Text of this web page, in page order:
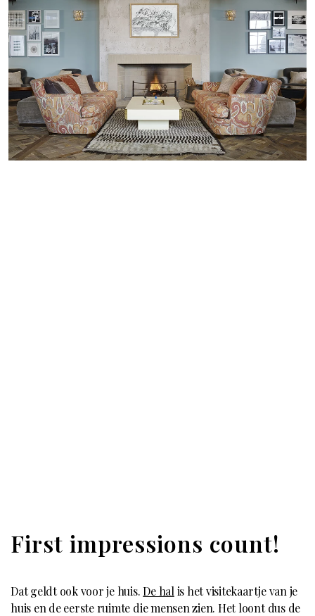
First impressions count!
Dat geldt ook voor je huis.De hal is het visitekaartje van je
huis en de eerste ruimte die mensen zien. Het loont dus de